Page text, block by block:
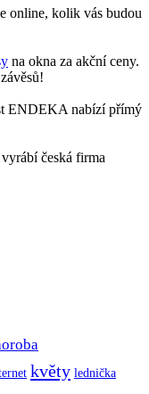
online, kolik vás budou
na okna za akční ceny.
ENDEKA nabízí přímý
česká firma
květy lednička